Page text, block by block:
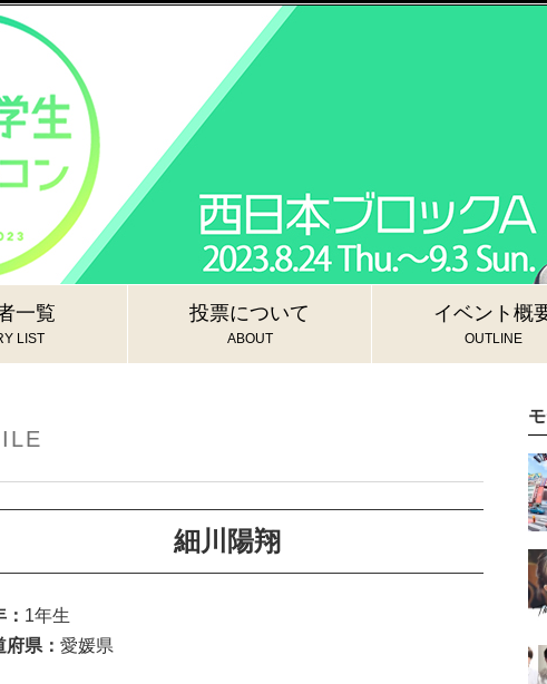
一覧
LIST
投票について
ABOUT
イベント概
OUTLINE
細川陽翔
1年生
府県： 愛媛県